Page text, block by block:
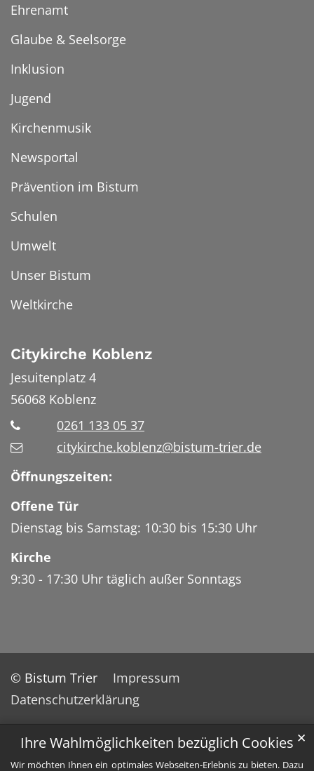
Ihre Wahlmöglichkeiten bezüglich Cookies
Wir möchten Ihnen ein optimales Webseiten-Erlebnis zu bieten. Dazu
✕
Ehrenamt
Glaube & Seelsorge
Inklusion
Jugend
Kirchenmusik
Newsportal
Prävention im Bistum
Schulen
Umwelt
Unser Bistum
Weltkirche
Citykirche Koblenz
Jesuitenplatz 4
56068 Koblenz
0261 133 05 37
citykirche.koblenz@bistum-trier.de
Öffnungszeiten:
Offene Tür
Dienstag bis Samstag: 10:30 bis 15:30 Uhr
Kirche
9:30 - 17:30 Uhr täglich außer Sonntags
© Bistum Trier
Impressum
Datenschutzerklärung